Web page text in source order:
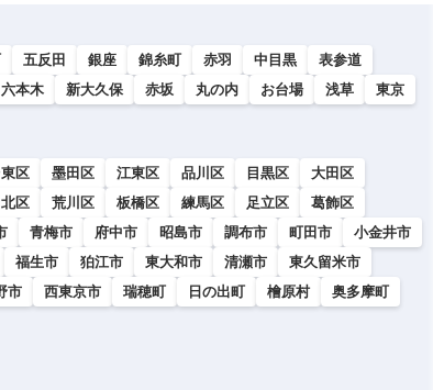
五反田 銀座 錦糸町 赤羽 中目黒
表参道
六本木 新大久保 赤坂 丸の内 お台場 浅草
東京
区 墨田区 江東区 品川区 目黒区
大田区
北区 荒川区 板橋区 練馬区 足立区
葛飾区
青梅市 府中市 昭島市 調布市 町田市
小金井市
福生市 狛江市 東大和市 清瀬市
東久留米市
市 西東京市 瑞穂町 日の出町 檜原村 奥多摩町